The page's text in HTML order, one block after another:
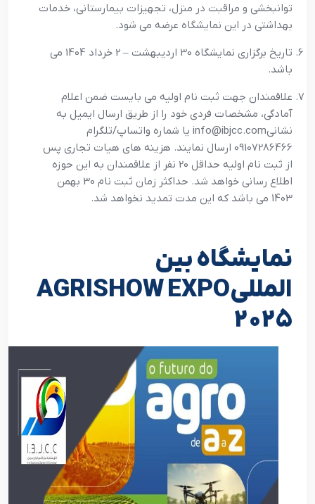
توانبخشی و مراقبت در منزل، تجهیزات بیمارستانی، خدمات
بهداشتی در این نمایشگاه عرضه می شود.
تاریخ برگزاری نمایشگاه 30 اردیبهشت – 2 خرداد 1404 می
باشد.
علاقمندان جهت ثبت نام اولیه می بایست ضمن اعلام
آمادگی، مشخصات فردی خود را از طریق ارسال ایمیل به
نشانیinfo@ibjcc.com یا شماره واتساپ/تلگرام
09107286466 ارسال نمایند. هزینه های هیات تجاری پس
از ثبت نام اولیه حداقل 20 نفر از علاقمندان به این حوزه
اطلاع رسانی خواهد شد. حداکثر زمان ثبت نام 30 بهمن
1403 می باشد که این مدت تمدید نخواهد شد.
نمایشگاه بین
المللیAGRISHOW EXPO
2025